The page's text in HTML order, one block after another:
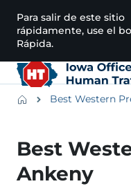
Pasar al contenido
Para salir de este sitio
rápidamente, use el
Rápida.
BreadcrumbsBest Western
Best
Ankeny